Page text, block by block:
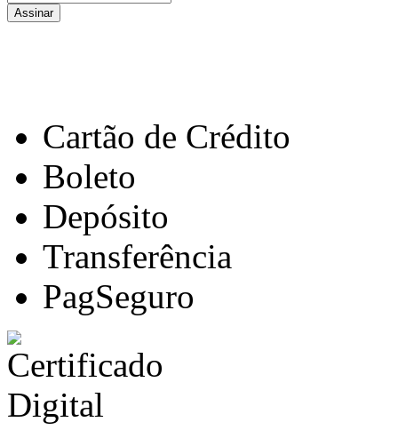
Assinar
Cartão de Crédito
Boleto
Depósito
Transferência
PagSeguro